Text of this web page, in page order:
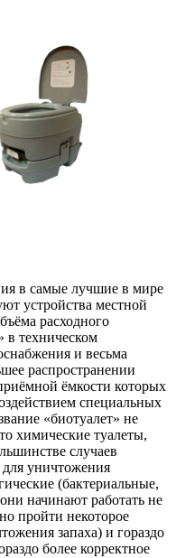
в самые лучшие в мире
устройства местной
расходного
в техническом
и весьма
распространении
ёмкости которых
специальных
«биотуалет» не
химические туалеты,
случаев
для уничтожения
(бактериальные,
начинают работать не
пройти некоторое
запаха) и гораздо
более корректное